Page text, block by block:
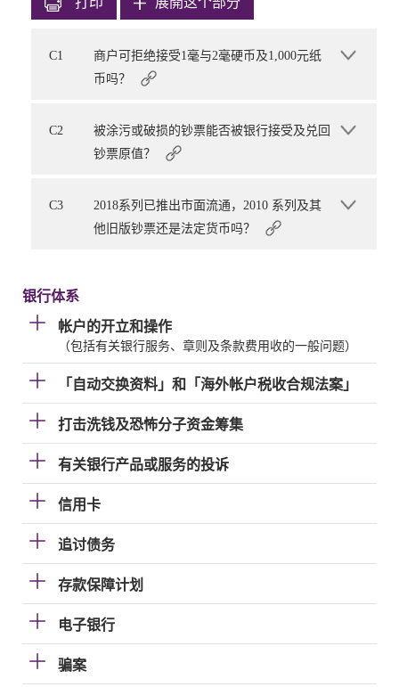
C1
商户可拒绝接受1毫与2毫硬币及1,000元纸
币吗？
C2
被涂污或破损的钞票能否被银行接受及兑回
钞票原值？
C3
2018系列已推出市面流通，2010 系列及其
他旧版钞票还是法定货币吗？
银行体系
帐户的开立和操作
（包括有关银行服务、章则及条款费用收的一般问题）
「自动交换资料」和「海外帐户税收合规法案」
打击洗钱及恐怖分子资金筹集
有关银行产品或服务的投诉
信用卡
追讨债务
存款保障计划
电子银行
骗案